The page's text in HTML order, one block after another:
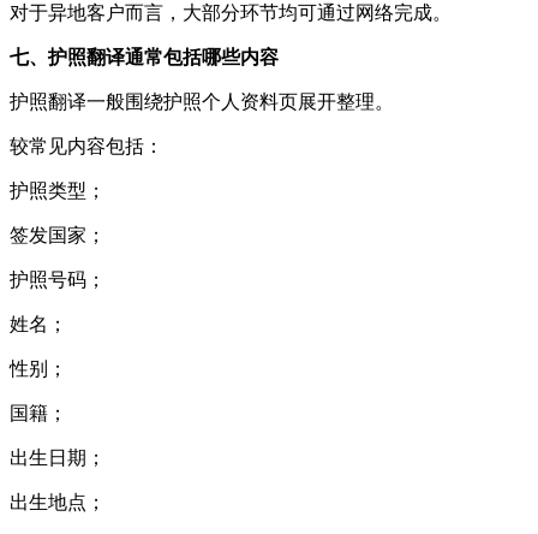
对于异地客户而言，大部分环节均可通过网络完成。
七、护照翻译通常包括哪些内容
护照翻译一般围绕护照个人资料页展开整理。
较常见内容包括：
护照类型；
签发国家；
护照号码；
姓名；
性别；
国籍；
出生日期；
出生地点；